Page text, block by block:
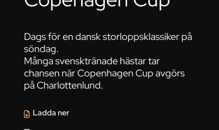
Dags för en dansk storloppsklassiker på
söndag.
Många svensktränade hästar tar
chansen när Copenhagen Cup avgörs
på Charlottenlund.
Ladda ner